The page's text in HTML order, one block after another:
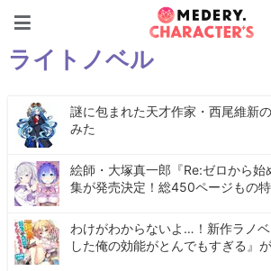
ライトノベル
謎に包まれた天才作家・西尾維新
みた
絵師・大塚真一郎『Re:ゼロから始
集が発売決定！総450ページもの
わけがわからないよ…！新作ラノ
した俺の効能がとんでもすぎる』